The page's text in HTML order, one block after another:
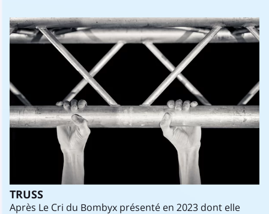
TRUSS
Après Le Cri du Bombyx présenté en 2023 dont elle